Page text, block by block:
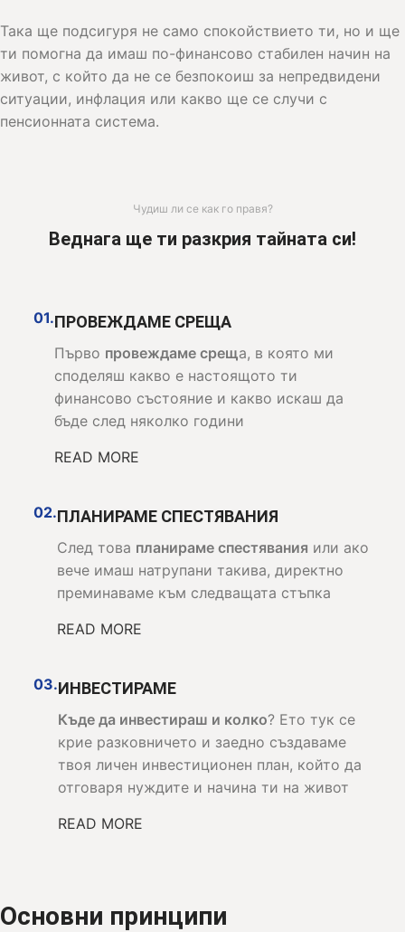
Така ще подсигуря не само спокойствието ти, но и ще
ти помогна да имаш по-финансово стабилен начин на
живот, с който да не се безпокоиш за непредвидени
ситуации, инфлация или какво ще се случи с
пенсионната система.
Чудиш ли се как го правя?
Веднага ще ти разкрия тайната си!
01.ПРОВЕЖДАМЕ СРЕЩА
Първо провеждаме среща, в която ми
споделяш какво е настоящото ти
финансово състояние и какво искаш да
бъде след няколко години
READ MORE
02.ПЛАНИРАМЕ СПЕСТЯВАНИЯ
След това планираме спестявания или ако
вече имаш натрупани такива, директно
преминаваме към следващата стъпка
READ MORE
03.ИНВЕСТИРАМЕ
Къде да инвестираш и колко? Ето тук се
крие разковничето и заедно създаваме
твоя личен инвестиционен план, който да
отговаря нуждите и начина ти на живот
READ MORE
Основни принципи